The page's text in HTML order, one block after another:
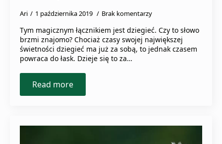
Ari 1 października 2019 Brak komentarzy
Tym magicznym łącznikiem jest dziegieć. Czy to słowo
brzmi znajomo? Chociaż czasy swojej największej
świetności dziegieć ma już za sobą, to jednak czasem
powraca do łask. Dzieje się to za…
Read more